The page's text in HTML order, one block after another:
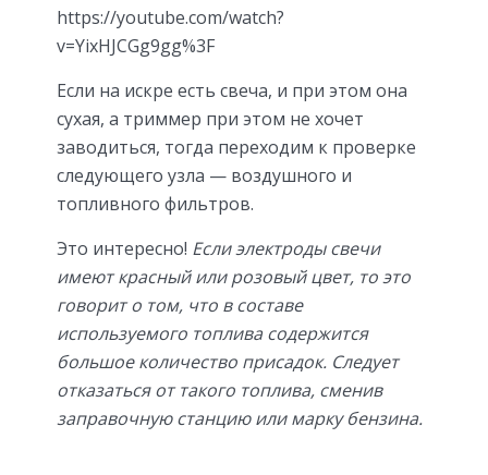
https://youtube.com/watch?
v=YixHJCGg9gg%3F
Если на искре есть свеча, и при этом она
сухая, а триммер при этом не хочет
заводиться, тогда переходим к проверке
следующего узла — воздушного и
топливного фильтров.
Это интересно! Если электроды свечи
имеют красный или розовый цвет, то это
говорит о том, что в составе
используемого топлива содержится
большое количество присадок. Следует
отказаться от такого топлива, сменив
заправочную станцию или марку бензина.